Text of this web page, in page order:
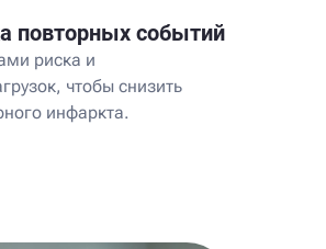
повторных событий
риска и
чтобы снизить
инфаркта.